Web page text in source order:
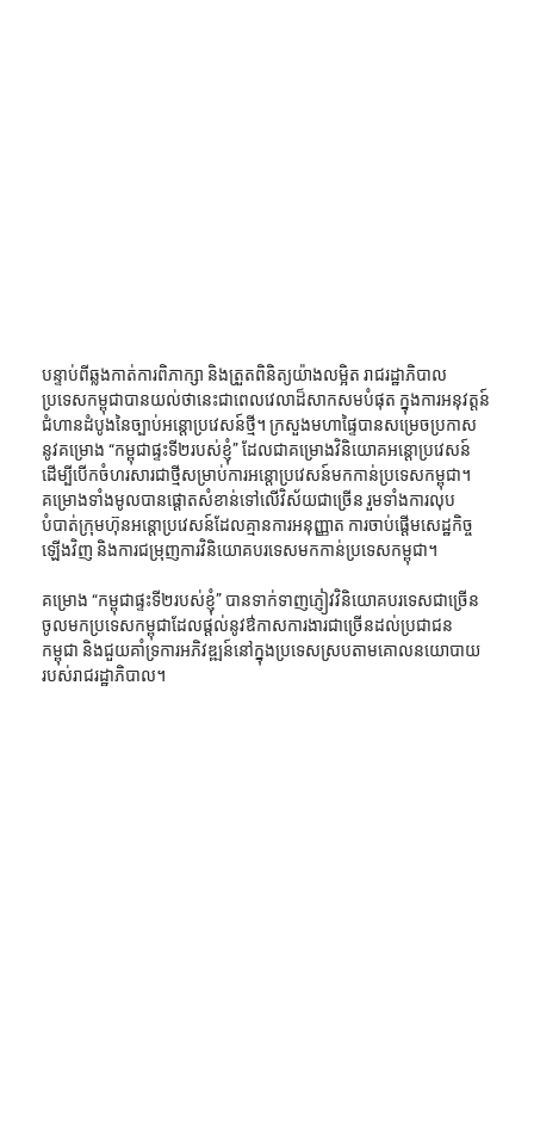
បន្ទាប់ពីឆ្លងកាត់ការពិភាក្សា និងត្រួតពិនិត្យយ៉ាងលម្អិត រាជរដ្ឋាភិបាល
ប្រទេសកម្ពុជាបានយល់ថានេះជាពេលវេលាដ៏សាកសមបំផុត ក្នុងការអនុវត្តន៍
ជំហានដំបូងនៃច្បាប់អន្តោប្រវេសន៍ថ្មី។ ក្រសួងមហាផ្ទៃបានសម្រេចប្រកាស
នូវគម្រោង “កម្ពុជាផ្ទះទី២របស់ខ្ញុំ” ដែលជាគម្រោងវិនិយោគអន្តោប្រវេសន៍
ដើម្បីបើកចំហរសារជាថ្មីសម្រាប់ការអន្តោប្រវេសន៍មកកាន់ប្រទេសកម្ពុជា។
គម្រោងទាំងមូលបានផ្ដោតសំខាន់ទៅលើវិស័យជាច្រើន រួមទាំងការលុប
បំបាត់ក្រុមហ៊ុនអន្តោប្រវេសន៍ដែលគ្មានការអនុញ្ញាត ការចាប់ផ្ដើមសេដ្ឋកិច្ច
ឡើងវិញ និងការជម្រុញការវិនិយោគបរទេសមកកាន់ប្រទេសកម្ពុជា។
គម្រោង “កម្ពុជាផ្ទះទី២របស់ខ្ញុំ” បានទាក់ទាញភ្ញៀវវិនិយោគបរទេសជាច្រើន
ចូលមកប្រទេសកម្ពុជាដែលផ្ដល់នូវឳកាសការងារជាច្រើនដល់ប្រជាជន
កម្ពុជា និងជួយគាំទ្រការអភិវឌ្ឍន៍នៅក្នុងប្រទេសស្របតាមគោលនយោបាយ
របស់រាជរដ្ឋាភិបាល។